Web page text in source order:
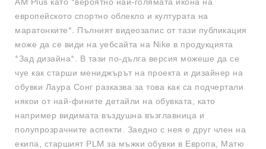
европейското спортно облекло и културата на
маратонките". Пълният видеозапис от тази публикация
може да се види на уебсайта на Nike в продукцията
"Зад дизайна". В тази по-дълга версия можеше да се
чуе как старши мениджърът на проекта и дизайнер на
обувки Лаура Сонг разказва за това как са подчертали
някои от най-фините детайли на обувката, като
например видимата въздушна възглавница и
полупрозрачните аспекти. Заедно с нея е друг член на
екипа, старшият PLM за мъжки обувки в Европа, Матю